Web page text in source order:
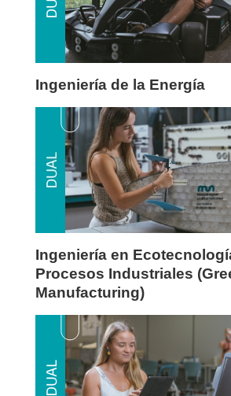
Ingeniería de la Energía
Ingeniería en
Procesos Industriales
Manufacturing)